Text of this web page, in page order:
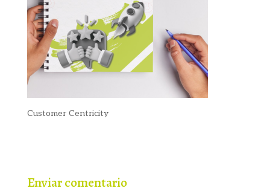
Customer Centricity
Enviar comentario